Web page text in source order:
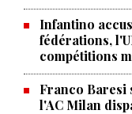
Infantino
fédérations,
compétitions
Franco Baresi
l'AC Milan